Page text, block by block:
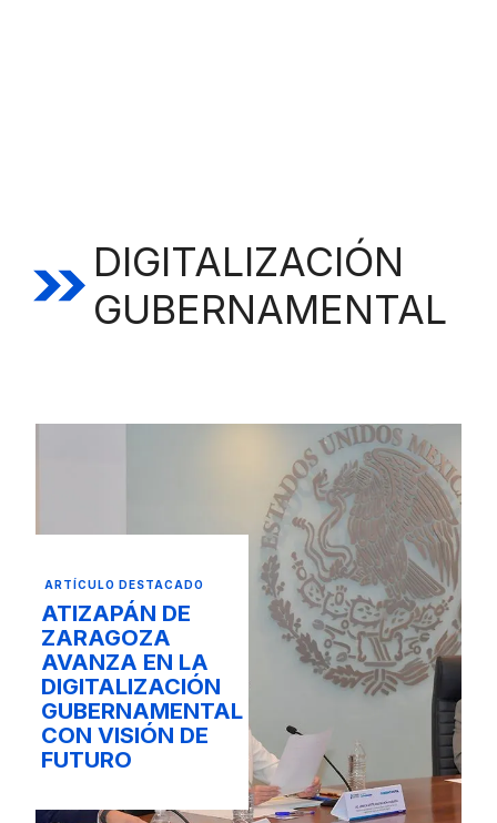
DIGITALIZACIÓN
GUBERNAMENTAL
ARTÍCULO DESTACADO
ATIZAPÁN DE
ZARAGOZA
AVANZA EN LA
DIGITALIZACIÓN
GUBERNAMENTAL
CON VISIÓN DE
FUTURO